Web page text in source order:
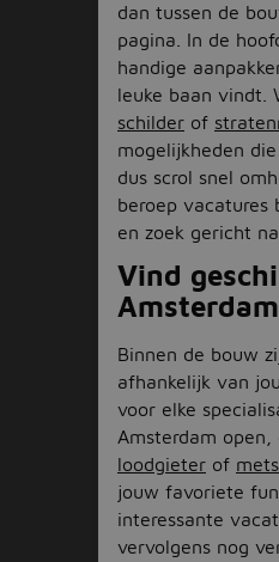
dan tussen de
pagina. In de
handige
leuke baan vindt.
schilder of
mogelijkheden
dus scrol snel
beroep vacatures
en zoek gericht
Vind
Amsterdam
Binnen de bouw
afhankelijk van
voor elke
Amsterdam
loodgieter of
jouw favoriete
interessante
vervolgens nog